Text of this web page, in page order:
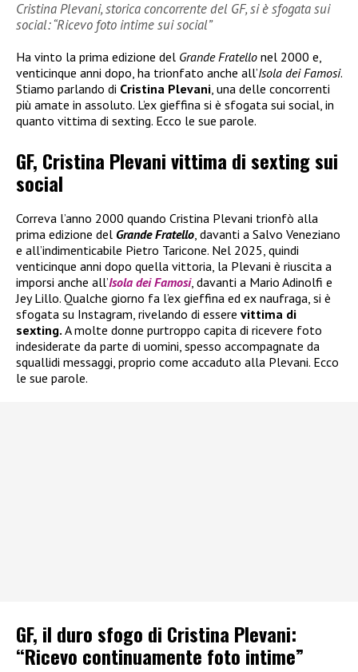
Cristina Plevani, storica concorrente del GF, si è sfogata sui
social: “Ricevo foto intime sui social”
Ha vinto la prima edizione del Grande Fratello nel 2000 e,
venticinque anni dopo, ha trionfato anche all’Isola dei Famosi.
Stiamo parlando di Cristina Plevani , una delle concorrenti
più amate in assoluto. L’ex gieffina si è sfogata sui social, in
quanto vittima di sexting. Ecco le sue parole.
GF, Cristina Plevani vittima di sexting sui
social
Correva l’anno 2000 quando Cristina Plevani trionfò alla
prima edizione del Grande Fratello , davanti a Salvo Veneziano
e all’indimenticabile Pietro Taricone. Nel 2025, quindi
venticinque anni dopo quella vittoria, la Plevani è riuscita a
imporsi anche all’Isola dei Famosi, davanti a Mario Adinolfi e
Jey Lillo. Qualche giorno fa l’ex gieffina ed ex naufraga, si è
sfogata su Instagram, rivelando di essere vittima di
sexting. A molte donne purtroppo capita di ricevere foto
indesiderate da parte di uomini, spesso accompagnate da
squallidi messaggi, proprio come accaduto alla Plevani. Ecco
le sue parole.
GF, il duro sfogo di Cristina Plevani:
“Ricevo continuamente foto intime”